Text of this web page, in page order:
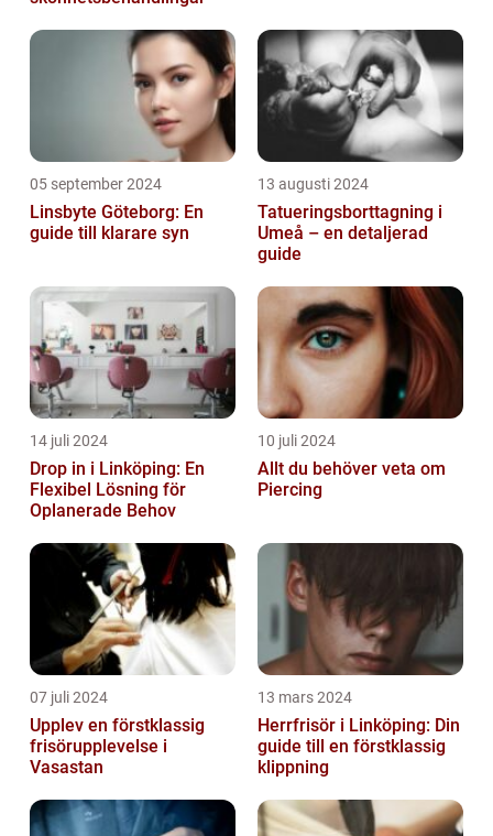
05 september 2024
Linsbyte Göteborg: En
guide till klarare syn
13 augusti 2024
Tatueringsborttagning i
Umeå – en detaljerad
guide
14 juli 2024
Drop in i Linköping: En
Flexibel Lösning för
Oplanerade Behov
10 juli 2024
Allt du behöver veta om
Piercing
07 juli 2024
Upplev en förstklassig
frisörupplevelse i
Vasastan
13 mars 2024
Herrfrisör i Linköping: Din
guide till en förstklassig
klippning